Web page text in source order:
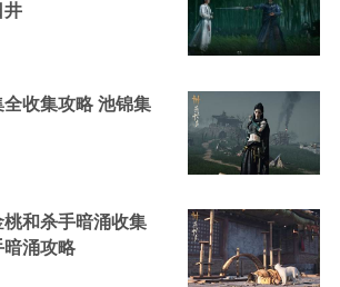
井
收集攻略 池锦集
和杀手暗涌收集
暗涌攻略